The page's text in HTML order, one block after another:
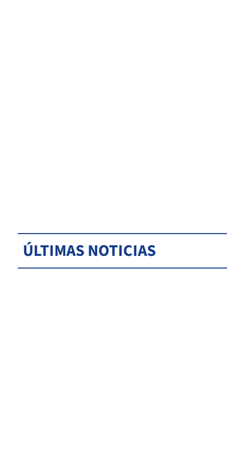
ÚLTIMAS NOTICIAS